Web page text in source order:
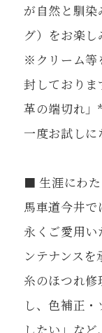
が自然と馴
グ）をお楽し
※クリーム等
封しており
革の端切れ
一度お試しに
■ 生涯にわた
馬車道今井
永くご愛用い
ンテナンスを
糸のほつれ
し、色補正
したい」な